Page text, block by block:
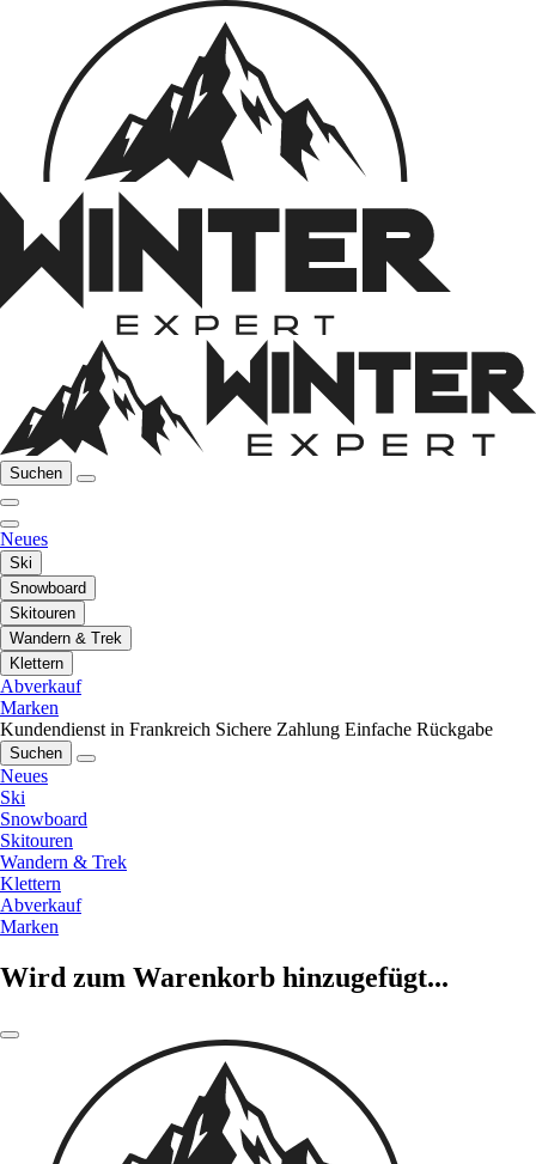
Suchen
Neues
Ski
Snowboard
Skitouren
Wandern & Trek
Klettern
Abverkauf
Marken
Kundendienst in Frankreich Sichere Zahlung Einfache Rückgabe
Suchen
Neues
Ski
Snowboard
Skitouren
Wandern & Trek
Klettern
Abverkauf
Marken
Wird zum Warenkorb hinzugefügt...